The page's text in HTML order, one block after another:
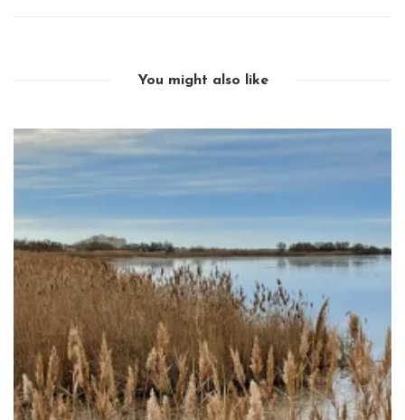
You might also like